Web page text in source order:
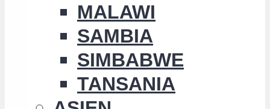
MALAWI
SAMBIA
SIMBABWE
TANSANIA